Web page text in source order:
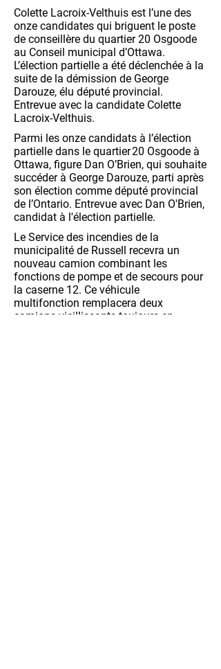
Colette Lacroix-Velthuis est l’une des
onze candidates qui briguent le poste
de conseillère du quartier 20 Osgoode
au Conseil municipal d’Ottawa.
L’élection partielle a été déclenchée à la
suite de la démission de George
Darouze, élu député provincial.
Entrevue avec la candidate Colette
Lacroix-Velthuis.
Parmi les onze candidats à l’élection
partielle dans le quartier 20 Osgoode à
Ottawa, figure Dan O’Brien, qui souhaite
succéder à George Darouze, parti après
son élection comme député provincial
de l’Ontario. Entrevue avec Dan O'Brien,
candidat à l'élection partielle.
Le Service des incendies de la
municipalité de Russell recevra un
nouveau camion combinant les
fonctions de pompe et de secours pour
la caserne 12. Ce véhicule
multifonction remplacera deux
camions vieillissants toujours en